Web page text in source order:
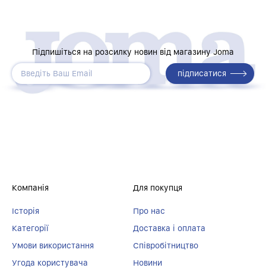
Підпишіться на розсилку новин від магазину Joma
Компанія
Історія
Категорії
Умови використання
Угода користувача
Для покупця
Про нас
Доставка і оплата
Співробітництво
Новини